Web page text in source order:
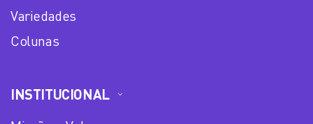
Variedades
Colunas
INSTITUCIONAL